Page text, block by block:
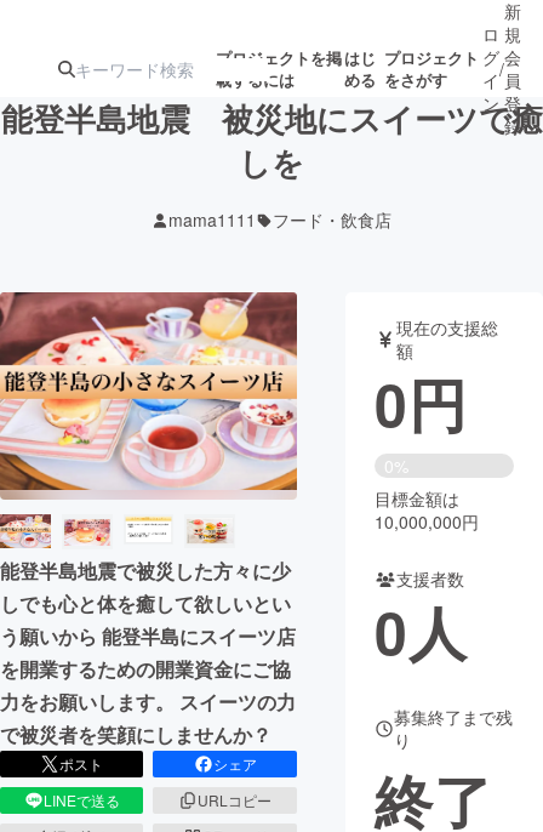
プロジェクトを掲
載するには
はじ
める
プロジェクト
をさがす
ジェクト
募集終了が近いプ
ロジェクト
アート・写真 音楽
テクノロジー・ガジェット ゲーム・サ
映像・映画 書籍・雑誌
ビジネス・起業 チャレンジ
まちづくり・地域活性化
CAMPFIRE for Social Good
CAMPFIRE Creation
CAMPFIREふるさと納税machi-ya
ロ
グ
イ
ン
/
新
規
会
員
登
録
能登半島地震 被災地にスイーツで癒
しを
mama1111 フード・飲食店
能登半島地震で被災した方々に少
しでも心と体を癒して欲しいとい
う願いから 能登半島にスイーツ店
を開業するための開業資金にご協
力をお願いします。 スイーツの力
で被災者を笑顔にしませんか？
ポスト
シェア
LINEで送る
URLコピー
現在の支援総
額
0円
0%
目標金額は
10,000,000円
支援者数
0人
募集終了まで残
り
終了